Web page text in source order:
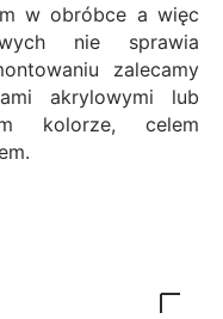
w obróbce a więc
nie sprawia
zalecamy
akrylowymi lub
kolorze, celem